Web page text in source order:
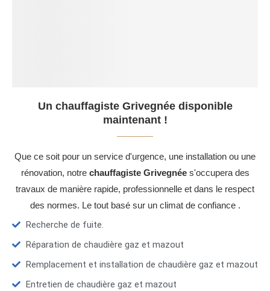
Un chauffagiste Grivegnée disponible
maintenant !
Que ce soit pour un service d'urgence, une installation ou une
rénovation, notre chauffagiste Grivegnées'occupera des
travaux de manière rapide, professionnelle et dans le respect
des normes. Le tout basé sur un climat de confiance .
Recherche de fuite.
Réparation de chaudière gaz et mazout
Remplacement et installation de chaudière gaz et mazout
Entretien de chaudière gaz et mazout